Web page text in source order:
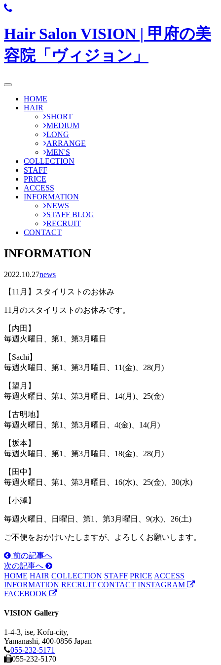
Hair Salon VISION | 甲府の美
容院「ヴィジョン」
HOME
HAIR
SHORT
MEDIUM
LONG
ARRANGE
MEN'S
COLLECTION
STAFF
PRICE
ACCESS
INFORMATION
NEWS
STAFF BLOG
RECRUIT
CONTACT
INFORMATION
2022.10.27news
【11月】スタイリストのお休み
11月のスタイリストのお休みです。
【内田】
毎週火曜日、第1、第3月曜日
【Sachi】
毎週火曜日、第1、第3月曜日、11(金)、28(月)
【望月】
毎週火曜日、第1、第3月曜日、14(月)、25(金)
【古明地】
毎週火曜日、第1、第3月曜日、4(金)、14(月)
【坂本】
毎週火曜日、第1、第3月曜日、18(金)、28(月)
【田中】
毎週火曜日、第1、第3月曜日、16(水)、25(金)、30(水)
【小澤】
毎週火曜日、日曜日、第1、第3月曜日、9(水)、26(土)
ご不便をおかけいたしますが、よろしくお願いします。
前の記事へ
次の記事へ
HOME HAIR COLLECTION STAFF PRICE ACCESS
INFORMATION RECRUIT CONTACT INSTAGRAM
FACEBOOK
VISION Gallery
1-4-3, ise, Kofu-city,
Yamanashi, 400-0856 Japan
055-232-5171
055-232-5170